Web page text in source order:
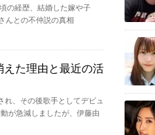
の経歴、結婚した嫁や子
んとの不仲説の真相
た理由と最近の活
れ、その後歌手としてデビュ
が急減しましたが、伊藤由